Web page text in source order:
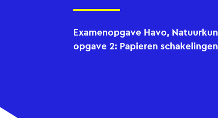
Examenopgave Havo,
opgave 2: Papieren schakelingen